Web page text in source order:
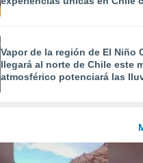
Vapor de la región de El Niño
llegará al norte de Chile este
atmosférico potenciará las